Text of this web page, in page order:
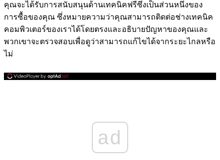
คุณจะได้รับการสนับสนุนด้านเทคนิคฟรีซึ่งเป็นส่วนหนึ่งของ
การซื้อของคุณ ซึ่งหมายความว่าคุณสามารถติดต่อช่างเทคนิค
คอมพิวเตอร์ของเราได้โดยตรงและอธิบายปัญหาของคุณและ
พวกเขาจะตรวจสอบเพื่อดูว่าสามารถแก้ไขได้จากระยะไกลหรือ
ไม่
ad